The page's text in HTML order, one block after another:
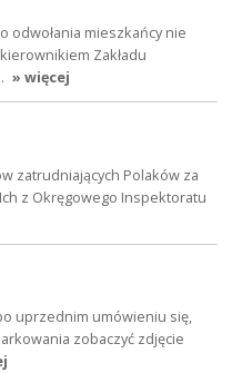
odwołania mieszkańcy nie
Zakładu
» więcej
zatrudniających Polaków za
z Okręgowego Inspektoratu
uprzednim umówieniu się,
zobaczyć zdjęcie